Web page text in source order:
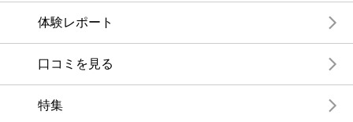
体験レポート
口コミを見る
特集